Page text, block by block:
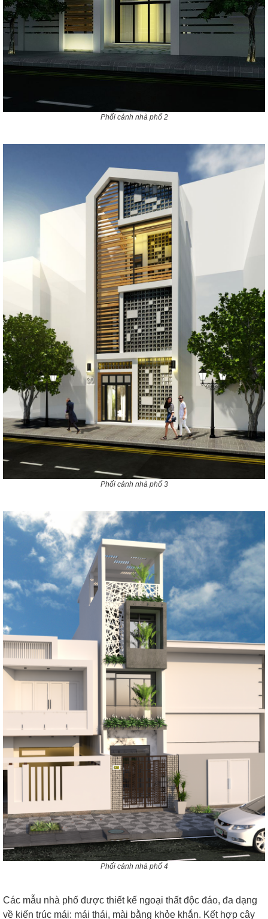
Phối cảnh nhà phố 2
Phối cảnh nhà phố 3
Phối cảnh nhà phố 4
Các mẫu nhà phố được thiết kế ngoại thất độc đáo, đa dạng
về kiến trúc mái: mái thái, mài bằng khỏe khắn. Kết hợp cây